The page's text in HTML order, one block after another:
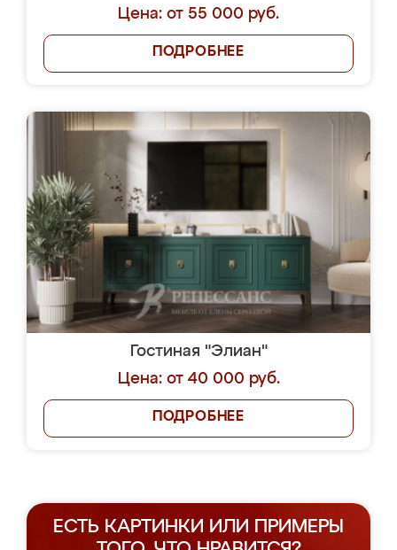
Цена: от 55 000 руб.
ПОДРОБНЕЕ
Гостиная "Элиан"
Цена: от 40 000 руб.
ПОДРОБНЕЕ
ЕСТЬ КАРТИНКИ ИЛИ ПРИМЕРЫ